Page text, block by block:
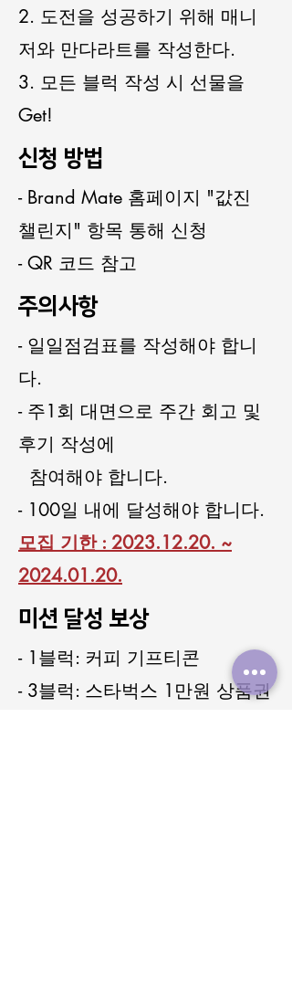
2. 도전을 성공하기 위해 매니
저와 만다라트를 작성한다.
3. 모든 블럭 작성 시 선물을
Get!
신청 방법
- Brand Mate 홈페이지 "값진
챌린지" 항목 통해 신청
- QR 코드 참고
주의사항
- 일일점검표를 작성해야 합니
다.
- 주1회 대면으로 주간 회고 및
후기 작성에
참여해야 합니다.
- 100일 내에 달성해야 합니다.
모집 기한 : 2023.12.20. ~
2024.01.20.
미션 달성 보상
- 1블럭: 커피 기프티콘
- 3블럭: 스타벅스 1만원 상품권